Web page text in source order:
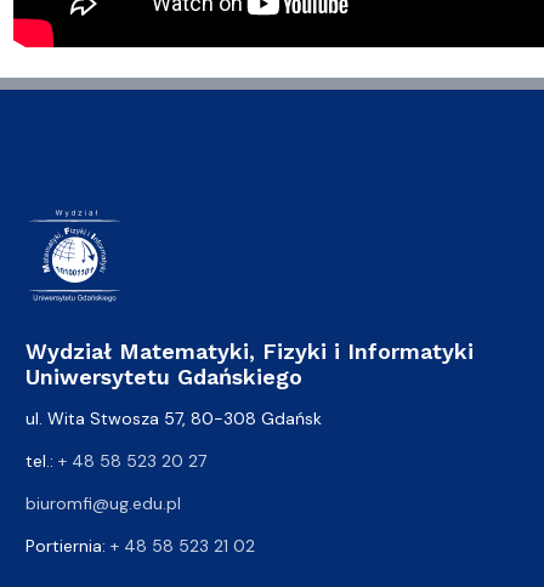
Wydział Matematyki, Fizyki i Informatyki
Uniwersytetu Gdańskiego
ul. Wita Stwosza 57, 80-308 Gdańsk
tel.: + 48 58 523 20 27
biuromfi@ug.edu.pl
Portiernia: + 48 58 523 21 02